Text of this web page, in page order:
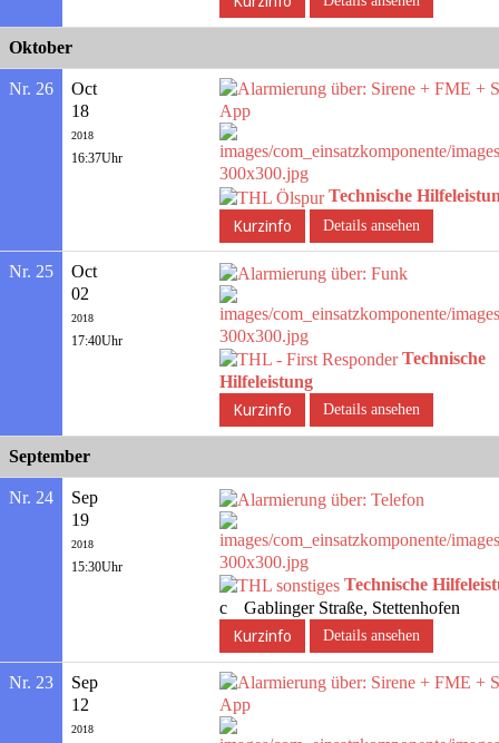
Oktober
Nr. 26
Oct
18
2018
16:37Uhr
Technische
Details ansehen
Nr. 25
Oct
02
2018
17:40Uhr
Technische
Hilfeleistung
Details ansehen
September
Nr. 24
Sep
19
2018
15:30Uhr
Technische
Gablinger Straße, Stettenhofen
Details ansehen
Nr. 23
Sep
12
2018